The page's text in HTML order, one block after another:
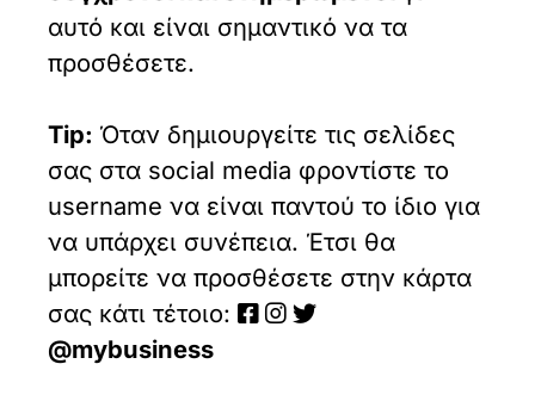
αυτό και είναι σημαντικό να τα
προσθέσετε.
Tip: Όταν δημιουργείτε τις σελίδες
σας στα social media φροντίστε το
username να είναι παντού το ίδιο για
να υπάρχει συνέπεια. Έτσι θα
μπορείτε να προσθέσετε στην κάρτα
σας κάτι τέτοιο:
@mybusiness